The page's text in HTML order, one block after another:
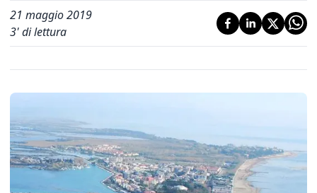
21 maggio 2019
3' di lettura